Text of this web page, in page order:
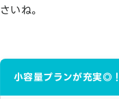
さいね。
小容量プランが充実◎